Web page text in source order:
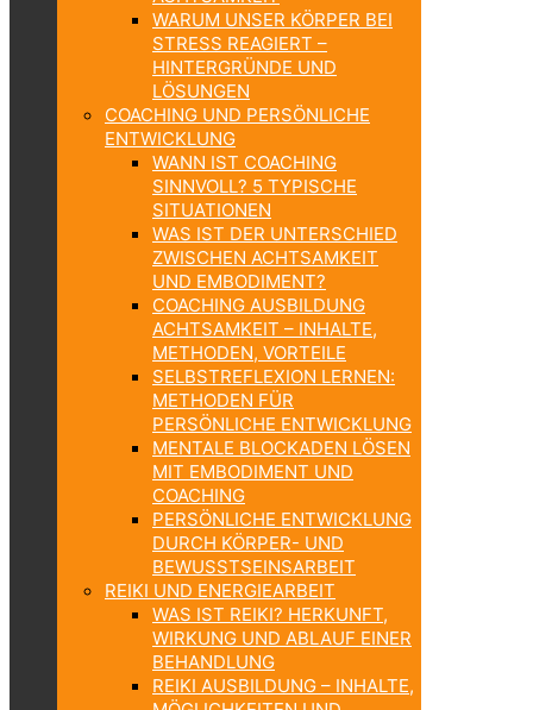
WARUM UNSER KÖRPER BEI
STRESS REAGIERT –
HINTERGRÜNDE UND
LÖSUNGEN
COACHING UND PERSÖNLICHE
ENTWICKLUNG
WANN IST COACHING
SINNVOLL? 5 TYPISCHE
SITUATIONEN
WAS IST DER UNTERSCHIED
ZWISCHEN ACHTSAMKEIT
UND EMBODIMENT?
COACHING AUSBILDUNG
ACHTSAMKEIT – INHALTE,
METHODEN, VORTEILE
SELBSTREFLEXION LERNEN:
METHODEN FÜR
PERSÖNLICHE ENTWICKLUNG
MENTALE BLOCKADEN LÖSEN
MIT EMBODIMENT UND
COACHING
PERSÖNLICHE ENTWICKLUNG
DURCH KÖRPER- UND
BEWUSSTSEINSARBEIT
REIKI UND ENERGIEARBEIT
WAS IST REIKI? HERKUNFT,
WIRKUNG UND ABLAUF EINER
BEHANDLUNG
REIKI AUSBILDUNG – INHALTE,